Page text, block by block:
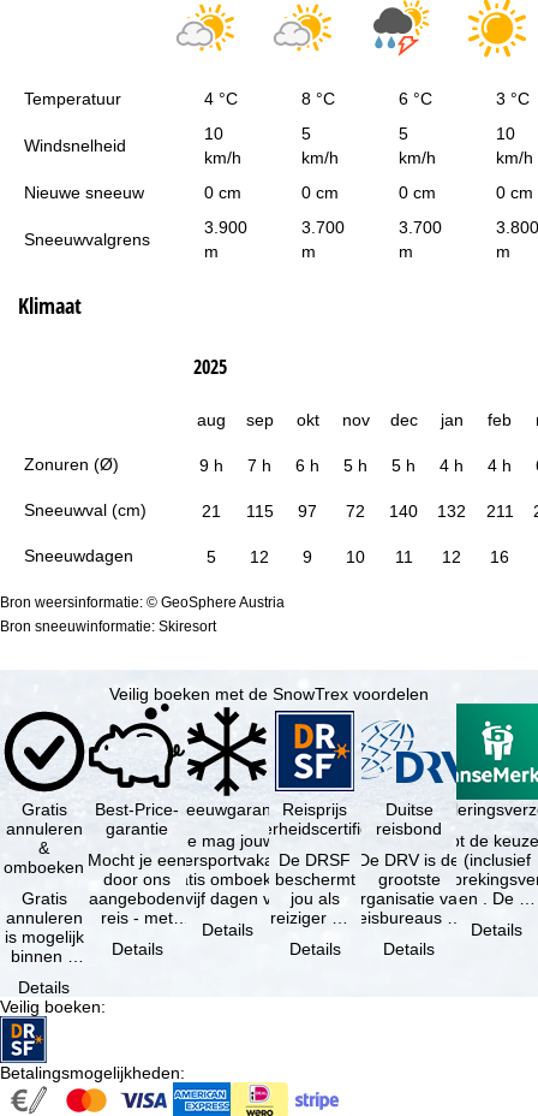
Temperatuur 4 °C 8 °C 6 °C 3 °C
Windsnelheid
10
km/h
5
km/h
5
km/h
10
km/h
Nieuwe sneeuw
0 cm 0 cm 0 cm 0 cm
Sneeuwvalgrens
3.900
m
3.700
m
3.700
m
3.800
m
Klimaat
Zonuren (Ø)
Sneeuwval (cm)
Sneeuwdagen
2025
aug sep okt nov dec jan feb
9 h 7 h 6 h 5 h 5 h 4 h 4 h
21 115 97 72 140 132 211
5 12 9 10 11 12 16
Bron weersinformatie: © GeoSphere Austria
Bron sneeuwinformatie: Skiresort
Veilig boeken met de SnowTrex voordelen
Gratis
annuleren
&
omboeken
Gratis
annuleren
is mogelijk
binnen 5
de
boeking,
als jouw
vakantie …
Details
Best-Price-
garantie
Mocht je een
door ons
aangeboden
reis - met
beschikbaarheid
Details
Sneeuwgarantie
Je mag jouw
wintersportvakantie
gratis omboeken
als vijf dagen voor
Details
Reisprijs
zekerheidscertificaat
De DRSF
beschermt
jou als
reiziger met
pakketreis
Details
Duitse
reisbond
De DRV is de
grootste
organisatie van
reisbureaus en
in Duitsland. …
Details
Je hebt de
(inclusief
en . De …
Details
Veilig boeken:
Betalingsmogelijkheden: